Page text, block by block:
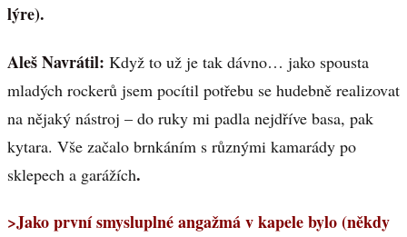
lýre).
Aleš Navrátil: Když to už je tak dávno… jako spousta
mladých rockerů jsem pocítil potřebu se hudebně realizovat
na nějaký nástroj – do ruky mi padla nejdříve basa, pak
kytara. Vše začalo brnkáním s různými kamarády po
sklepech a garážích.
>Jako první smysluplné angažmá v kapele bylo (někdy